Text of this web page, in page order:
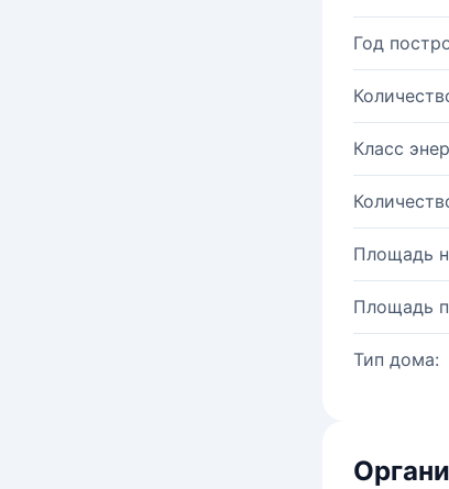
Год
Класс
Площадь
Площадь
Тип дома: